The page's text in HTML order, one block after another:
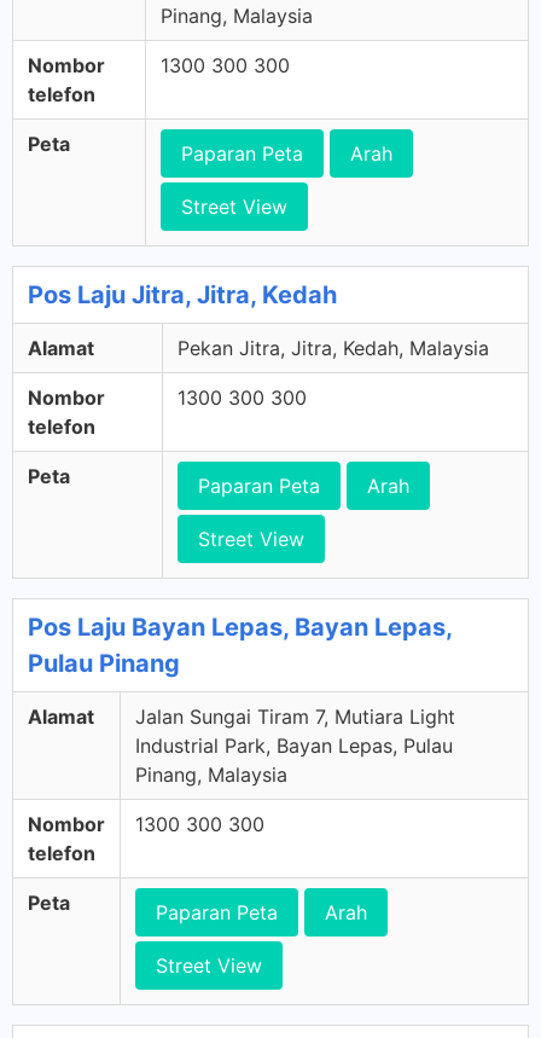
Pinang, Malaysia
Nombor
telefon
1300 300 300
Peta Paparan Peta Arah
Street View
Pos Laju Jitra, Jitra, Kedah
Alamat Pekan Jitra, Jitra, Kedah, Malaysia
Nombor
telefon
1300 300 300
Peta Paparan Peta Arah
Street View
Pos Laju Bayan Lepas, Bayan Lepas,
Pulau Pinang
Alamat
Jalan Sungai Tiram 7, Mutiara Light
Industrial Park, Bayan Lepas, Pulau
Pinang, Malaysia
Nombor
telefon
1300 300 300
Peta Paparan Peta Arah
Street View